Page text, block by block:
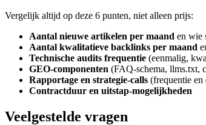
Vergelijk altijd op deze 6 punten, niet alleen prijs:
Aantal nieuwe artikelen per maand en wie
Aantal kwalitatieve backlinks per maand
Technische audits frequentie (eenmalig,
GEO-componenten (FAQ-schema, llms.txt,
Rapportage en strategie-calls (frequentie en
Contractduur en uitstap-mogelijkheden
Veelgestelde vragen